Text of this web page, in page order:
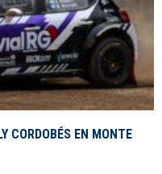
CORDOBÉS EN MONTE